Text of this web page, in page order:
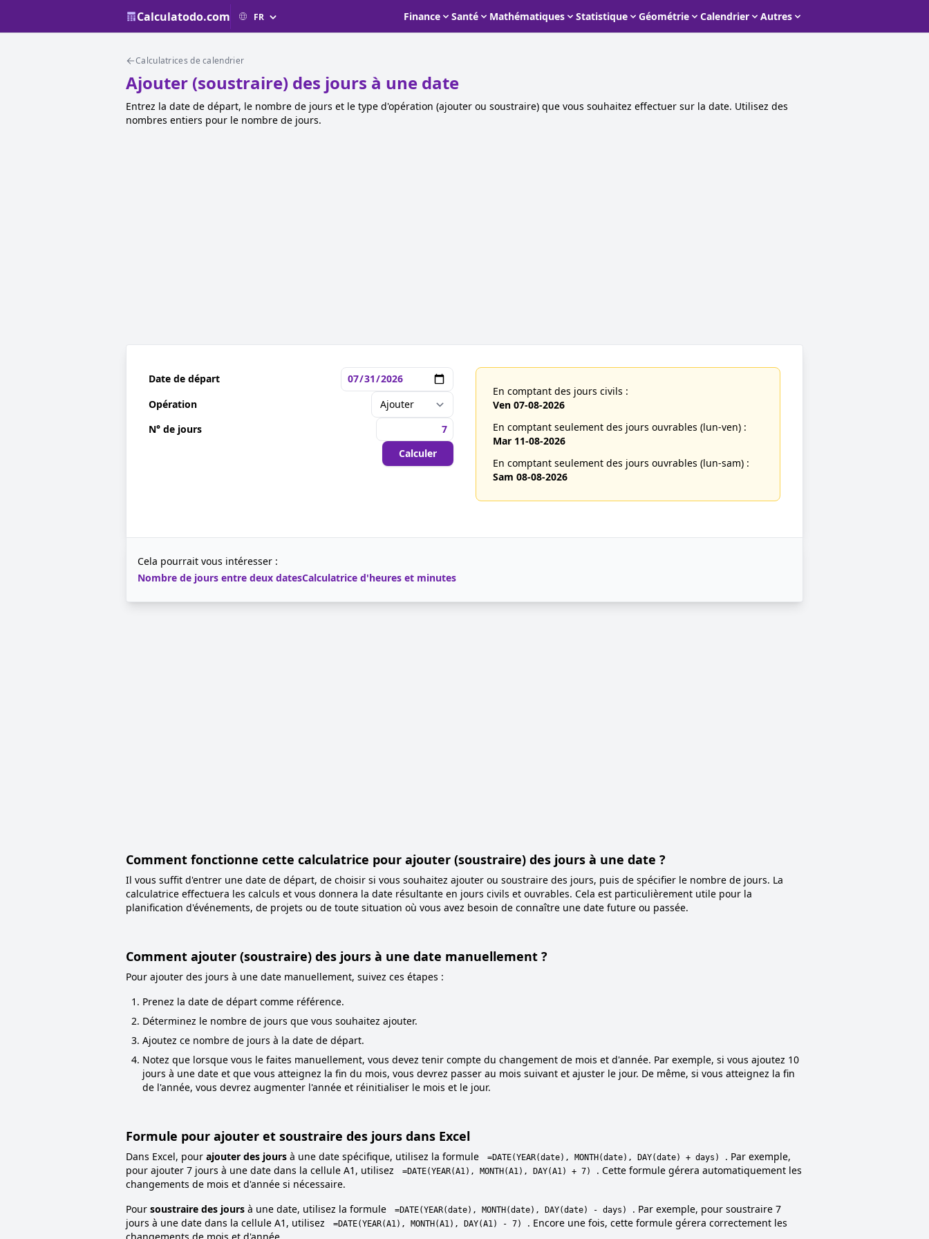
Calculatodo.com Finance Santé Mathématiques Statistique Géométrie Calendrier Autres
Calculatrices de calendrier
Ajouter (soustraire) des jours à une date
Entrez la date de départ, le nombre de jours et le type d'opération (ajouter ou soustraire) que vous souhaitez effectuer sur la date. Utilisez des
nombres entiers pour le nombre de jours.
Date de départ
Opération
N° de jours
Calculer
En comptant des jours civils :
Ven 07-08-2026
En comptant seulement des jours ouvrables (lun-ven) :
Mar 11-08-2026
En comptant seulement des jours ouvrables (lun-sam) :
Sam 08-08-2026
Cela pourrait vous intéresser :
Nombre de jours entre deux datesCalculatrice d'heures et minutes
Comment fonctionne cette calculatrice pour ajouter (soustraire) des jours à une date ?
Il vous suffit d'entrer une date de départ, de choisir si vous souhaitez ajouter ou soustraire des jours, puis de spécifier le nombre de jours. La
calculatrice effectuera les calculs et vous donnera la date résultante en jours civils et ouvrables. Cela est particulièrement utile pour la
planification d'événements, de projets ou de toute situation où vous avez besoin de connaître une date future ou passée.
Comment ajouter (soustraire) des jours à une date manuellement ?
Pour ajouter des jours à une date manuellement, suivez ces étapes :
Prenez la date de départ comme référence.
Déterminez le nombre de jours que vous souhaitez ajouter.
Ajoutez ce nombre de jours à la date de départ.
Notez que lorsque vous le faites manuellement, vous devez tenir compte du changement de mois et d'année. Par exemple, si vous ajoutez 10
jours à une date et que vous atteignez la fin du mois, vous devrez passer au mois suivant et ajuster le jour. De même, si vous atteignez la fin
de l'année, vous devrez augmenter l'année et réinitialiser le mois et le jour.
Formule pour ajouter et soustraire des jours dans Excel
Dans Excel, pour ajouter des jours à une date spécifique, utilisez la formule =DATE(YEAR(date), MONTH(date), DAY(date) + days)
. Par exemple,
pour ajouter 7 jours à une date dans la cellule A1, utilisez
=DATE(YEAR(A1), MONTH(A1), DAY(A1) + 7)
. Cette formule gérera automatiquement les
changements de mois et d'année si nécessaire.
Pour soustraire des jours à une date, utilisez la formule =DATE(YEAR(date), MONTH(date), DAY(date) - days)
. Par exemple, pour soustraire 7
jours à une date dans la cellule A1, utilisez
=DATE(YEAR(A1), MONTH(A1), DAY(A1) - 7)
. Encore une fois, cette formule gérera correctement les